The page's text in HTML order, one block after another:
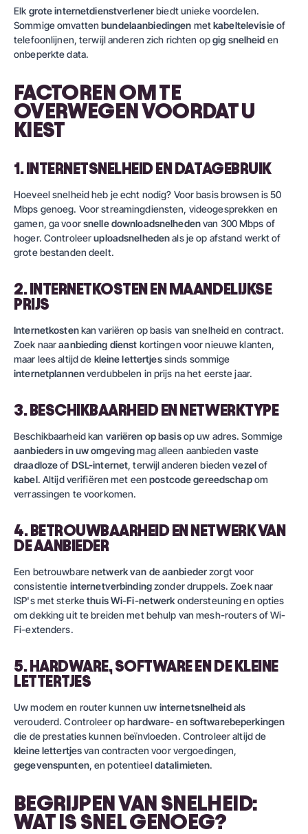
Elk grote internetdienstverlenerbiedt unieke voordelen.
Sommige omvattenbundelaanbiedingen metkabeltelevisieof
telefoonlijnen, terwijl anderen zich richten opgig snelheid en
onbeperkte data.
FACTOREN OM TE
OVERWEGEN VOORDAT U
KIEST
1. INTERNETSNELHEID EN DATAGEBRUIK
Hoeveel snelheid heb je echt nodig? Voor basis browsen is 50
Mbps genoeg. Voor streamingdiensten, videogesprekken en
gamen, ga voorsnelle downloadsnelhedenvan 300 Mbps of
hoger. Controleeruploadsnelhedenals je op afstand werkt of
grote bestanden deelt.
2. INTERNETKOSTEN EN MAANDELIJKSE
PRIJS
Internetkostenkan variëren op basis van snelheid en contract.
Zoek naaraanbieding dienst kortingen voor nieuwe klanten,
maar lees altijd de kleine lettertjessinds sommige
internetplannenverdubbelen in prijs na het eerste jaar.
3. BESCHIKBAARHEID EN NETWERKTYPE
Beschikbaarheid kan variëren op basisop uw adres. Sommige
aanbieders in uw omgevingmag alleen aanbieden vaste
draadlozeof DSL-internet, terwijl anderen biedenvezelof
kabel. Altijd verifiëren met eenpostcode gereedschapom
verrassingen te voorkomen.
4. BETROUWBAARHEID EN NETWERK VAN
DE AANBIEDER
Een betrouwbarenetwerk van de aanbiederzorgt voor
consistentie internetverbindingzonder druppels. Zoek naar
ISP's met sterkethuis Wi-Fi-netwerk ondersteuning en opties
om dekking uit te breiden met behulp van mesh-routers of Wi-
Fi-extenders.
5. HARDWARE, SOFTWARE EN DE KLEINE
LETTERTJES
Uw modem en router kunnen uw internetsnelheidals
verouderd. Controleer ophardware- en softwarebeperkingen
die de prestaties kunnen beïnvloeden. Controleer altijd de
kleine lettertjesvan contracten voor vergoedingen,
gegevenspunten, en potentieeldatalimieten.
BEGRIJPEN VAN SNELHEID:
WAT IS SNEL GENOEG?